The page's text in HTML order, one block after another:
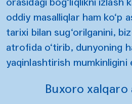
oddiy masalliqlar ham ko‘p
tarixi bilan sug‘orilganini,
atrofida o‘tirib, dunyoning
yaqinlashtirish mumkinligini
Buxoro